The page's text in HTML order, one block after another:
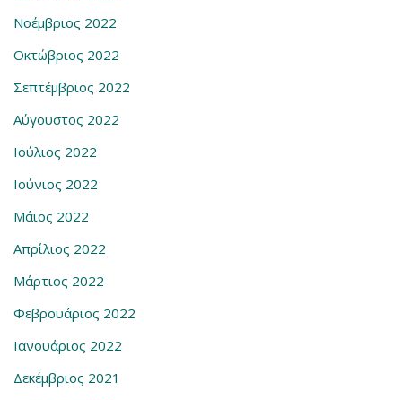
Νοέμβριος 2022
Οκτώβριος 2022
Σεπτέμβριος 2022
Αύγουστος 2022
Ιούλιος 2022
Ιούνιος 2022
Μάιος 2022
Απρίλιος 2022
Μάρτιος 2022
Φεβρουάριος 2022
Ιανουάριος 2022
Δεκέμβριος 2021